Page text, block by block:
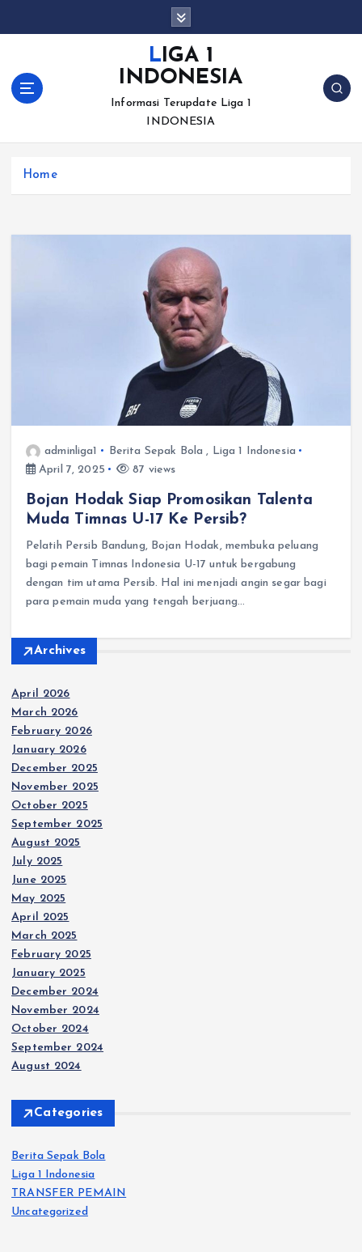
LIGA 1
INDONESIA
Informasi Terupdate Liga 1
INDONESIA
Home
adminliga1 Berita Sepak Bola , Liga 1 Indonesia
April 7, 2025
87 views
Bojan Hodak Siap Promosikan Talenta
Muda Timnas U-17 Ke Persib?
Pelatih Persib Bandung, Bojan Hodak, membuka peluang
bagi pemain Timnas Indonesia U-17 untuk bergabung
dengan tim utama Persib. Hal ini menjadi angin segar bagi
para pemain muda yang tengah berjuang…
Archives
April 2026
March 2026
February 2026
January 2026
December 2025
November 2025
October 2025
September 2025
August 2025
July 2025
June 2025
May 2025
April 2025
March 2025
February 2025
January 2025
December 2024
November 2024
October 2024
September 2024
August 2024
Categories
Berita Sepak Bola
Liga 1 Indonesia
TRANSFER PEMAIN
Uncategorized